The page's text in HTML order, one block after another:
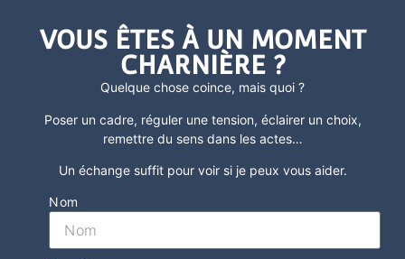
VOUS ÊTES À UN MOMENT
CHARNIÈRE ?
Quelque chose coince, mais quoi ?
Poser un cadre, réguler une tension, éclairer un choix,
remettre du sens dans les actes…
Un échange suffit pour voir si je peux vous aider.
Nom